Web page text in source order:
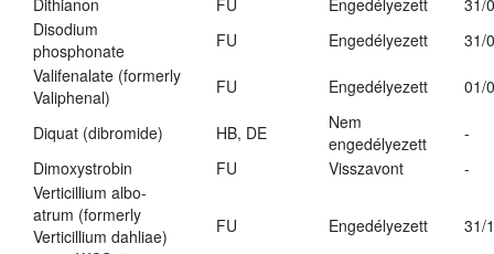
Dithianon
FU Engedélyezett
31/
Disodium
phosphonate
FU Engedélyezett
31/
Valifenalate (formerly
Valiphenal)
FU Engedélyezett 01/
Diquat (dibromide) HB, DE
Nem
engedélyezett
-
Dimoxystrobin
FU Visszavont
-
Verticillium albo-
atrum (formerly
Verticillium dahliae)
FU Engedélyezett 31/